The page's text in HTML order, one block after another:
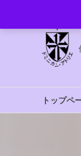
テ
ス
ッ
トップペ